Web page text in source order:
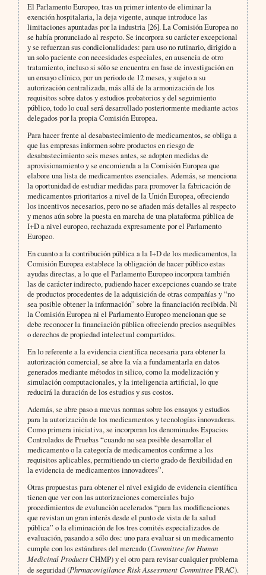
El Parlamento Europeo, tras un primer intento de eliminar la
exención hospitalaria, la deja vigente, aunque introduce las
limitaciones apuntadas por la industria [26]. La Comisión Europea no
se había pronunciado al respcto. Se incorpora su carácter excepcional
y se refuerzan sus condicionalidades: para uso no rutinario, dirigido a
un solo paciente con necesidades especiales, en ausencia de otro
tratamiento, incluso si sólo se encuentra en fase de investigación en
un ensayo clínico, por un periodo de 12 meses, y sujeto a su
autorización centralizada, más allá de la armonización de los
requisitos sobre datos y estudios probatorios y del seguimiento
público, todo lo cual será desarrollado posteriormente mediante actos
delegados por la propia Comisión Europea.
Para hacer frente al desabastecimiento de medicamentos, se obliga a
que las empresas informen sobre productos en riesgo de
desabastecimiento seis meses antes, se adopten medidas de
aprovisionamiento y se encomienda a la Comisión Europea que
elabore una lista de medicamentos esenciales. Además, se menciona
la oportunidad de estudiar medidas para promover la fabricación de
medicamentos prioritarios a nivel de la Unión Europea, ofreciendo
los incentivos necesarios, pero no se añaden más detalles al respecto
y menos aún sobre la puesta en marcha de una plataforma pública de
I+D a nivel europeo, rechazada expresamente por el Parlamento
Europeo.
En cuanto a la contribución pública a la I+D de los medicamentos, la
Comisión Europea establece la obligación de hacer público estas
ayudas directas, a lo que el Parlamento Europeo incorpora también
las de carácter indirecto, pudiendo hacer excepciones cuando se trate
de productos procedentes de la adquisición de otras compañías y “no
sea posible obtener la información” sobre la financiación recibida. Ni
la Comisión Europea ni el Parlamento Europeo mencionan que se
debe reconocer la financiación pública ofreciendo precios asequibles
o derechos de propiedad intelectual compartidos.
En lo referente a la evidencia científica necesaria para obtener la
autorización comercial, se abre la vía a fundamentarla en datos
generados mediante métodos in silico, como la modelización y
simulación computacionales, y la inteligencia artificial, lo que
reducirá la duración de los estudios y sus costos.
Además, se abre paso a nuevas normas sobre los ensayos y estudios
para la autorización de los medicamentos y tecnologías innovadoras.
Como primera iniciativa, se incorporan los denominados Espacios
Controlados de Pruebas “cuando no sea posible desarrollar el
medicamento o la categoría de medicamentos conforme a los
requisitos aplicables, permitiendo un cierto grado de flexibilidad en
la evidencia de medicamentos innovadores”.
Otras propuestas para obtener el nivel exigido de evidencia científica
tienen que ver con las autorizaciones comerciales bajo
procedimientos de evaluación acelerados “para las modificaciones
que revistan un gran interés desde el punto de vista de la salud
pública” o la eliminación de los tres comités especializados de
evaluación, pasando a sólo dos: uno para evaluar si un medicamento
cumple con los estándares del mercado (Committee for Human
Medicinal ProductsCHMP) y el otro para revisar cualquier problema
de seguridad (Phrmacovigilance Risk Assessment CommitteePRAC).